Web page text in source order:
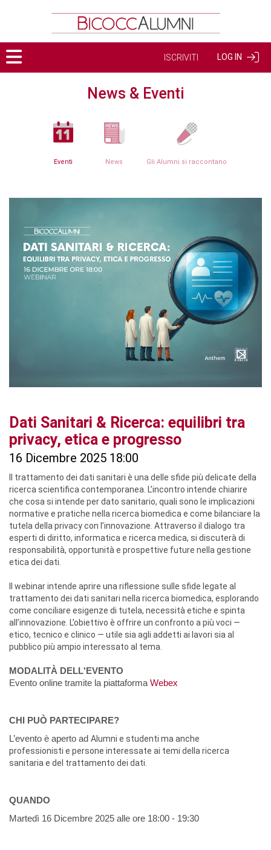
LOG IN
ISCRIVITI
News & Eventi
Eventi News Gli Alumni si raccontano
Dati Sanitari & Ricerca: equilibri tra
privacy, etica e progresso
16 Dicembre 2025 18:00
Il trattamento dei dati sanitari è una delle sfide più delicate della
ricerca scientifica contemporanea. L’incontro intende chiarire
che cosa si intende per dato sanitario, quali sono le implicazioni
normative e pratiche nella ricerca biomedica e come bilanciare la
tutela della privacy con l’innovazione. Attraverso il dialogo tra
esperti di diritto, informatica e ricerca medica, si discuterà di
responsabilità, opportunità e prospettive future nella gestione
etica dei dati.
Il webinar intende aprire una riflessione sulle sfide legate al
trattamento dei dati sanitari nella ricerca biomedica, esplorando
come conciliare esigenze di tutela, necessità etiche e spinta
all’innovazione. L’obiettivo è offrire un confronto a più voci —
etico, tecnico e clinico — utile sia agli addetti ai lavori sia al
pubblico più ampio interessato al tema.
MODALITÀ DELL'EVENTO
Evento online tramite la piattaformaWebex
CHI PUÒ PARTECIPARE?
L’evento è aperto ad Alumni e studenti ma anche
professionisti e persone interessate ai temi della ricerca
sanitaria e del trattamento dei dati.
QUANDO
Martedì 16 Dicembre 2025 alle ore 18:00 - 19:30